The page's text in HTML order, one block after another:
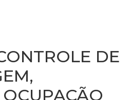
DE
OCUPAÇÃO